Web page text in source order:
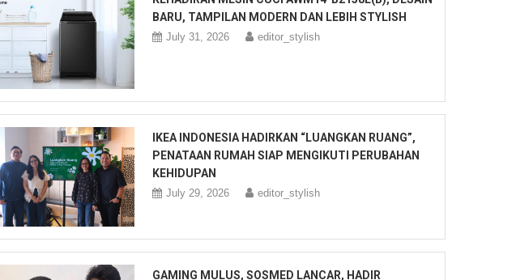
BARU, TAMPILAN MODERN DAN LEBIH STYLISH
July 31, 2026 editor_stylish
IKEA INDONESIA HADIRKAN “LUANGKAN RUANG”,
PENATAAN RUMAH SIAP MENGIKUTI PERUBAHAN
KEHIDUPAN
July 29, 2026 editor_stylish
GAMING MULUS, SOSMED LANCAR, HADIR